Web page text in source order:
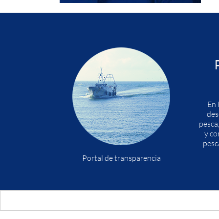
Portal de transparencia
En
y